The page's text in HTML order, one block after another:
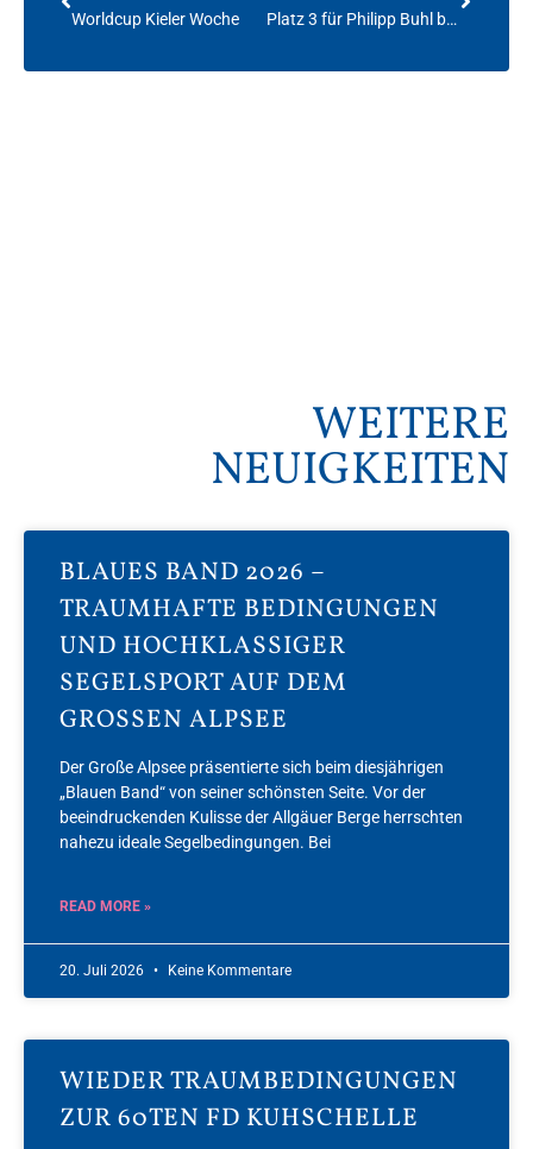
Worldcup Kieler Woche Platz 3 für Philipp Buhl bei der Laser WM in Oman !!!
WEITERE
NEUIGKEITEN
BLAUES BAND 2026 –
TRAUMHAFTE BEDINGUNGEN
UND HOCHKLASSIGER
SEGELSPORT AUF DEM
GROSSEN ALPSEE
Der Große Alpsee präsentierte sich beim diesjährigen
„Blauen Band“ von seiner schönsten Seite. Vor der
beeindruckenden Kulisse der Allgäuer Berge herrschten
nahezu ideale Segelbedingungen. Bei
READ MORE »
20. Juli 2026 Keine Kommentare
WIEDER TRAUMBEDINGUNGEN
ZUR 60TEN FD KUHSCHELLE